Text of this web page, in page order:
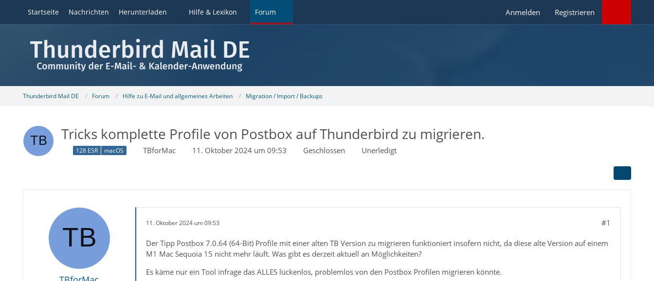
Startseite Nachrichten Herunterladen Hilfe & Lexikon Forum Anmelden Registrieren
Thunderbird Mail DE Forum Hilfe zu E-Mail und allgemeines Arbeiten Migration / Import / Backups
Tricks komplette Profile von Postbox auf Thunderbird zu migrieren.
128 ESR macOS TBforMac 11. Oktober 2024 um 09:53 Geschlossen Unerledigt
11. Oktober 2024 um 09:53 #1
Der Tipp Postbox 7.0.64 (64-Bit) Profile mit einer alten TB Version zu migrieren funktioniert insofern nicht, da diese alte Version auf einem
M1 Mac Sequoia 15 nicht mehr läuft. Was gibt es derzeit aktuell an Möglichkeiten?
Es käme nur ein Tool infrage das ALLES lückenlos, problemlos von den Postbox Profilen migrieren könnte.